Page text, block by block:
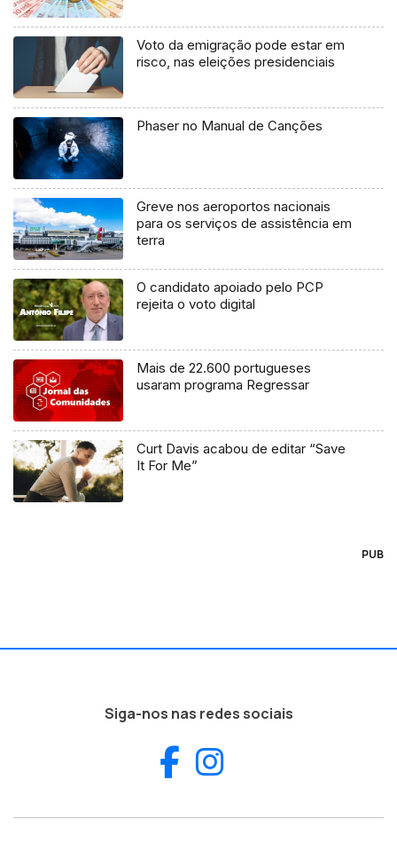
Voto da emigração pode estar em
risco, nas eleições presidenciais
Phaser no Manual de Canções
Greve nos aeroportos nacionais
para os serviços de assistência em
terra
O candidato apoiado pelo PCP
rejeita o voto digital
Mais de 22.600 portugueses
usaram programa Regressar
Curt Davis acabou de editar “Save
It For Me”
PUB
Siga-nos nas redes sociais
Facebook